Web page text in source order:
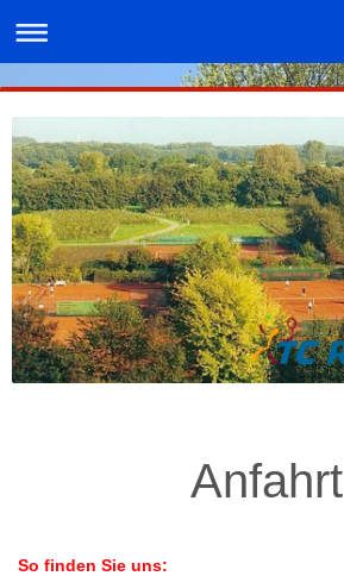
Anfahrt
So finden Sie uns: